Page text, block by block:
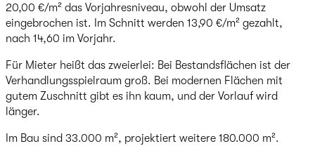
20,00 €/m² das Vorjahresniveau, obwohl der Umsatz
eingebrochen ist. Im Schnitt werden 13,90 €/m² gezahlt,
nach 14,60 im Vorjahr.
Für Mieter heißt das zweierlei: Bei Bestandsflächen ist der
Verhandlungsspielraum groß. Bei modernen Flächen mit
gutem Zuschnitt gibt es ihn kaum, und der Vorlauf wird
länger.
Im Bau sind 33.000 m², projektiert weitere 180.000 m².